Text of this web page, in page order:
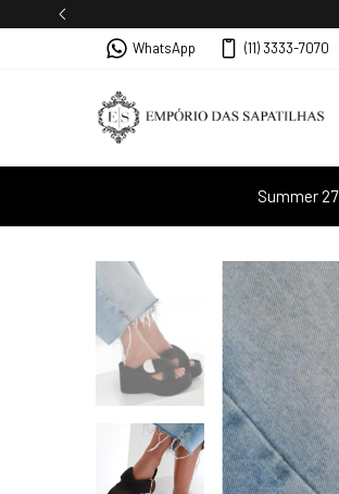
WhatsApp (11) 3333-7070
Summer 27